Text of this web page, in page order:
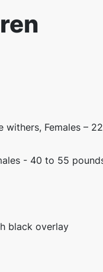
withers, Females –
- 40 to 55
black overlay